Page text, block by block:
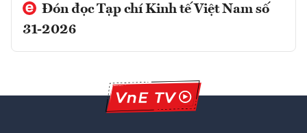
Đón đọc Tạp chí Kinh tế Việt Nam số
31-2026